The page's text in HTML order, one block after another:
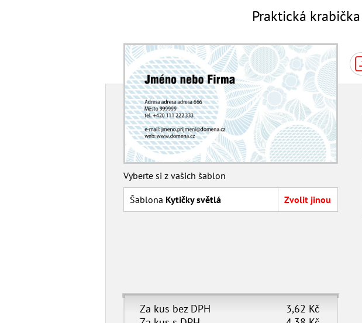
Praktická
Vyberte si z vašich šablon
Šablona Kytičky světlá Zvolit jinou
Za kus bez DPH 3,62 Kč